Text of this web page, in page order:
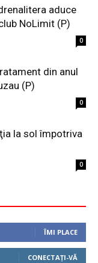
aduce
NoLimit (P)
0
din anul
(P)
0
la sol împotriva
0
ÎMI PLACE
CONECTAȚI-VĂ